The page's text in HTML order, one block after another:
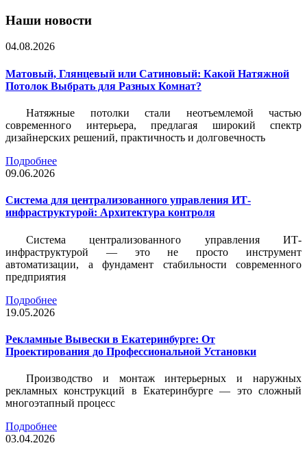
Наши новости
04.08.2026
Матовый, Глянцевый или Сатиновый: Какой Натяжной
Потолок Выбрать для Разных Комнат?
Натяжные потолки стали неотъемлемой частью
современного интерьера, предлагая широкий спектр
дизайнерских решений, практичность и долговечность
Подробнее
09.06.2026
Система для централизованного управления ИТ-
инфраструктурой: Архитектура контроля
Система централизованного управления ИТ-
инфраструктурой — это не просто инструмент
автоматизации, а фундамент стабильности современного
предприятия
Подробнее
19.05.2026
Рекламные Вывески в Екатеринбурге: От
Проектирования до Профессиональной Установки
Производство и монтаж интерьерных и наружных
рекламных конструкций в Екатеринбурге — это сложный
многоэтапный процесс
Подробнее
03.04.2026